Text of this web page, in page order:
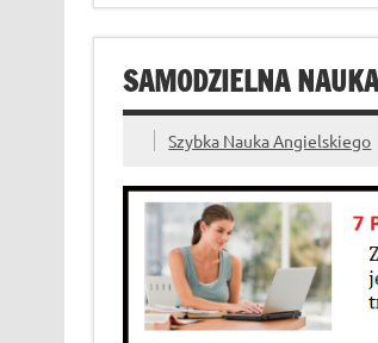
SAMODZIELNA
Szybka Nauka Angielskiego